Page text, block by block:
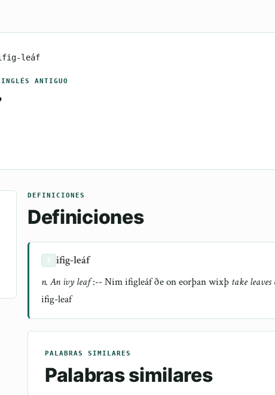
leáf
ANTIGUO
DEFINICIONES
Definiciones
ifig-leáf
n. An ivy leaf:-- Nim ifigleáf ðe on eorþan wixþ take
ifig-leaf
PALABRAS SIMILARES
Palabras similares